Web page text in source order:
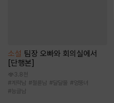
소설 팀장 오빠와 회의실에서
[단행본]
3.8천
# 계략남 #절륜남 #달달물 #엉뚱녀
#능글남